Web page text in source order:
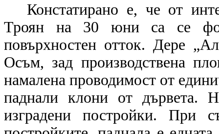
Констатирано е, че от
Троян на 30 юни са се
повърхностен отток. Дере
Осъм, зад производствена
намалена проводимост от
паднали клони от дървета.
изградени постройки. При